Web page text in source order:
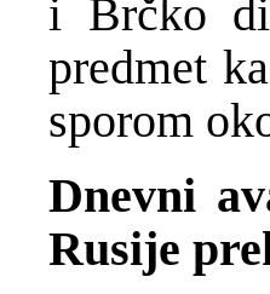
i Brčko
predmet
sporom
Dnevni
Rusije